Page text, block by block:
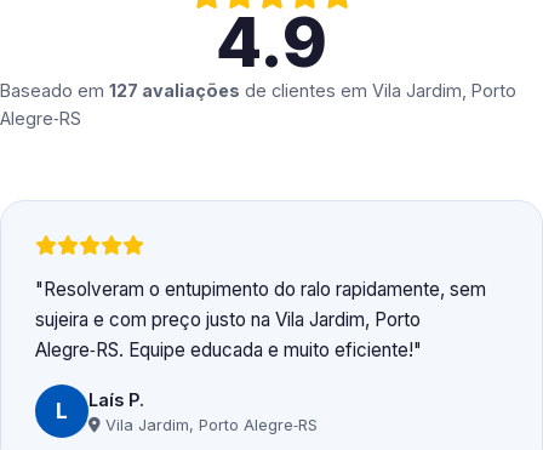
4.9
Baseado em 127 avaliações de clientes em Vila Jardim, Porto
Alegre‑RS
Resolveram o entupimento do ralo rapidamente, sem
sujeira e com preço justo na Vila Jardim, Porto
Alegre‑RS. Equipe educada e muito eficiente!
L Laís P.
Vila Jardim, Porto Alegre‑RS